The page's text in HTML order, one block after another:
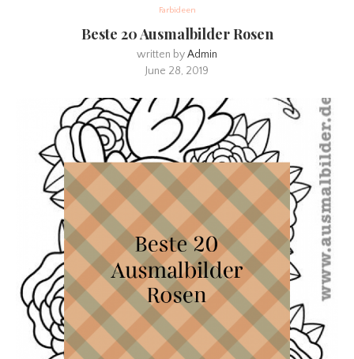
Farbideen
Beste 20 Ausmalbilder Rosen
written byAdmin
June 28, 2019